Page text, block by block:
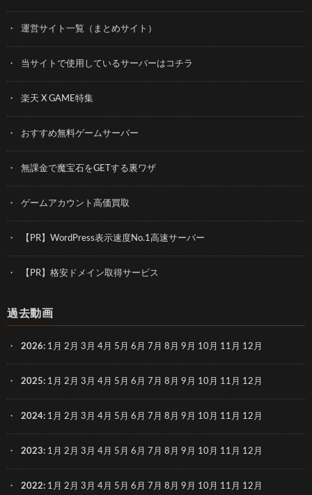
運営サイト一覧（まとめサイト）
当サイトで使用しているサーバーはコチラ
楽天 X GAME特集
おすすめ無料ゲームサーバー
無課金で魔宝石をGETする裏ワザ
ゲームアカウント高価買取
【PR】WordPress表示速度No.1高速サーバー
【PR】格安ドメイン取得サービス
過去動画
2026: 1月 2月 3月 4月 5月 6月 7月 8月 9月 10月 11月 12月
2025: 1月 2月 3月 4月 5月 6月 7月 8月 9月 10月 11月 12月
2024: 1月 2月 3月 4月 5月 6月 7月 8月 9月 10月 11月 12月
2023: 1月 2月 3月 4月 5月 6月 7月 8月 9月 10月 11月 12月
2022: 1月 2月 3月 4月 5月 6月 7月 8月 9月 10月 11月 12月